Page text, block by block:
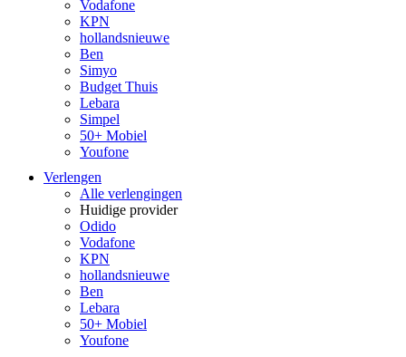
Vodafone
KPN
hollandsnieuwe
Ben
Simyo
Budget Thuis
Lebara
Simpel
50+ Mobiel
Youfone
Verlengen
Alle verlengingen
Huidige provider
Odido
Vodafone
KPN
hollandsnieuwe
Ben
Lebara
50+ Mobiel
Youfone